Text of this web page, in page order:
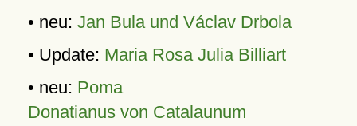
• neu: Jan Bula und Václav Drbola
• Update: Maria Rosa Julia Billiart
• neu: Poma
Donatianus von Catalaunum